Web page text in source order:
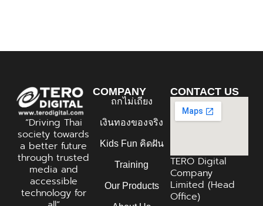
“Driving Thai
society towards
a better future
through trusted
media and
accessible
technology for
COMPANY
ถกไม่เถียง
เงินทองของจริง
Kids Fun คิดฝัน
Training
Our Products
CONTACT US
TERO Digital
Company
Limited (Head
Office)